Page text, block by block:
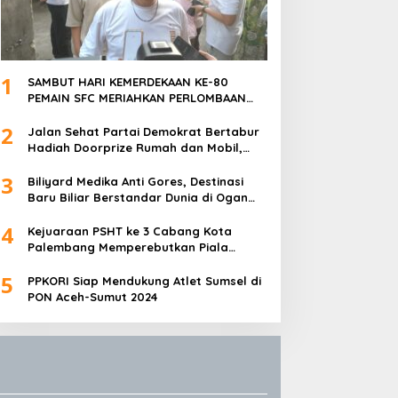
1
SAMBUT HARI KEMERDEKAAN KE-80
PEMAIN SFC MERIAHKAN PERLOMBAAN
2
Jalan Sehat Partai Demokrat Bertabur
Hadiah Doorprize Rumah dan Mobil,
3
Biliyard Medika Anti Gores, Destinasi
Baru Biliar Berstandar Dunia di Ogan
4
Kejuaraan PSHT ke 3 Cabang Kota
Palembang Memperebutkan Piala
5
PPKORI Siap Mendukung Atlet Sumsel di
PON Aceh-Sumut 2024